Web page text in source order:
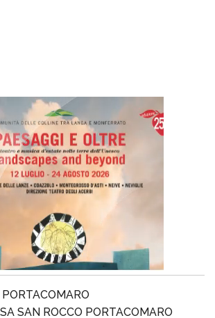
PORTACOMARO
SAN ROCCO PORTACOMARO